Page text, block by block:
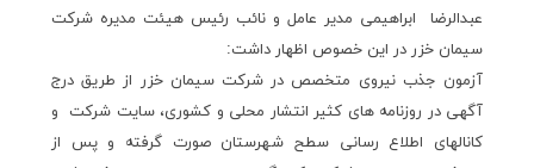
عبدالرضا ابراهیمی مدیر عامل و نائب رئیس هیئت مدیره شرکت
سیمان خزر در این خصوص اظهار داشت:
آزمون جذب نیروی متخصص در شرکت سیمان خزر از طریق درج
آگهی در روزنامه های کثیر انتشار محلی و کشوری، سایت شرکت و
کانالهای اطلاع رسانی سطح شهرستان صورت گرفته و پس از